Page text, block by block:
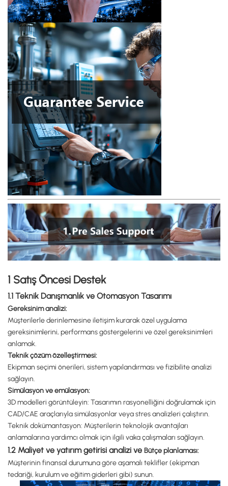
1 Satış Öncesi Destek
1.1 Teknik Danışmanlık ve Otomasyon Tasarımı
Gereksinim analizi:
Müşterilerle derinlemesine iletişim kurarak özel uygulama
gereksinimlerini, performans göstergelerini ve özel gereksinimleri
anlamak.
Teknik çözüm özelleştirmesi:
Ekipman seçimi önerileri, sistem yapılandırması ve fizibilite analizi
sağlayın.
Simülasyon ve emülasyon:
3D modelleri görüntüleyin: Tasarımın rasyonelliğini doğrulamak için
CAD/CAE araçlarıyla simülasyonlar veya stres analizleri çalıştırın.
Teknik dokümantasyon: Müşterilerin teknolojik avantajları
anlamalarına yardımcı olmak için ilgili vaka çalışmaları sağlayın.
1.2 Maliyet ve yatırım getirisi analizi ve Bütçe planlaması:
Müşterinin finansal durumuna göre aşamalı teklifler (ekipman
tedariği, kurulum ve eğitim giderleri gibi) sunun.